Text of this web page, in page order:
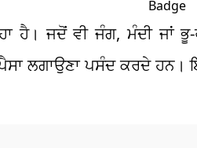
ਹੈ। ਜਦੋਂ ਵੀ ਜੰਗ, ਮੰਦੀ ਜਾਂ ਭੂ-
ਲਗਾਉਣਾ ਪਸੰਦ ਕਰਦੇ ਹਨ।